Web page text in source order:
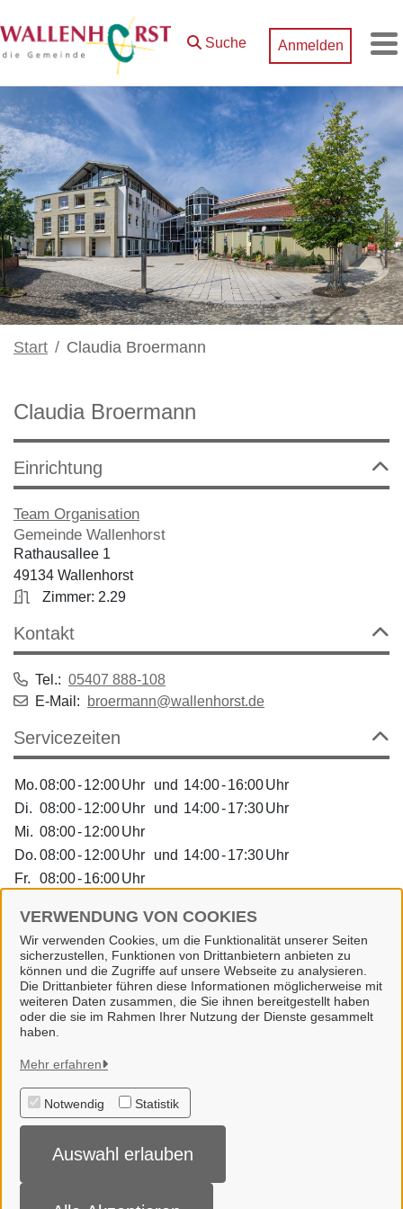
Zum Hauptinhalt springen
VERWENDUNG VON COOKIES
Wir verwenden Cookies, um die Funktionalität unserer Seiten
sicherzustellen, Funktionen von Drittanbietern anbieten zu
können und die Zugriffe auf unsere Webseite zu analysieren.
Die Drittanbieter führen diese Informationen möglicherweise mit
weiteren Daten zusammen, die Sie ihnen bereitgestellt haben
oder die sie im Rahmen Ihrer Nutzung der Dienste gesammelt
haben.
Mehr erfahren
Notwendig Statistik
Auswahl erlauben
Suche Anmelden
Start Claudia Broermann
Claudia Broermann
Einrichtung
Team Organisation
Gemeinde Wallenhorst
Rathausallee 1
49134 Wallenhorst
Zimmer: 2.29
Kontakt
Tel.: 05407 888-108
E-Mail:
broermann@wallenhorst.de
Servicezeiten
Mo.08:00-12:00Uhr und 14:00-16:00Uhr
Di. 08:00-12:00Uhr und 14:00-17:30Uhr
Mi. 08:00-12:00Uhr
Do. 08:00-12:00Uhr und 14:00-17:30Uhr
Fr.
08:00-16:00Uhr
Dienstleistungen
Alle zugeordneten Einrichtungen
Gemeinde Wallenhorst
Alle Rechte vorbehalten